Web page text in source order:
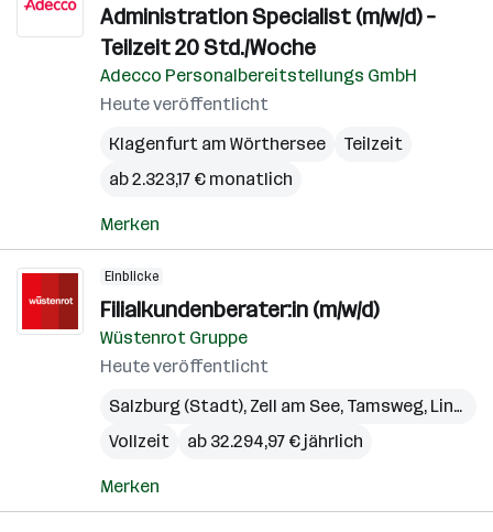
Administration Specialist (m/w/d) –
Teilzeit 20 Std./Woche
Adecco Personalbereitstellungs GmbH
Heute veröffentlicht
Klagenfurt am Wörthersee
Teilzeit
ab 2.323,17 € monatlich
Merken
Einblicke
Filialkundenberater:in (m/w/d)
Wüstenrot Gruppe
Heute veröffentlicht
Salzburg (Stadt), Zell am See, Tamsweg, Linz
Vollzeit
ab 32.294,97 € jährlich
Merken